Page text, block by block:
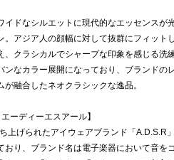
イドなシルエットに現代的なエッセンスが
。アジア人の顔幅に対して抜群にフィット
、クラシカルでシャープな印象を感じる洗
ンなカラー展開になっており、ブランドの
が融合したネオクラシックな逸品。
エーディーエスアール】
上げられたアイウェアブランド「A.D.S.R
おり、ブランド名は電子楽器において音を